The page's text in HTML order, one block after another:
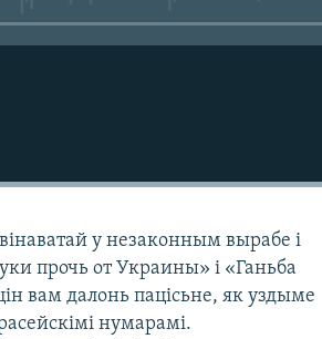
у незаконным вырабе і
прочь от Украины» і «Ганьба
вам далонь пацісьне, як уздыме
нумарамі.